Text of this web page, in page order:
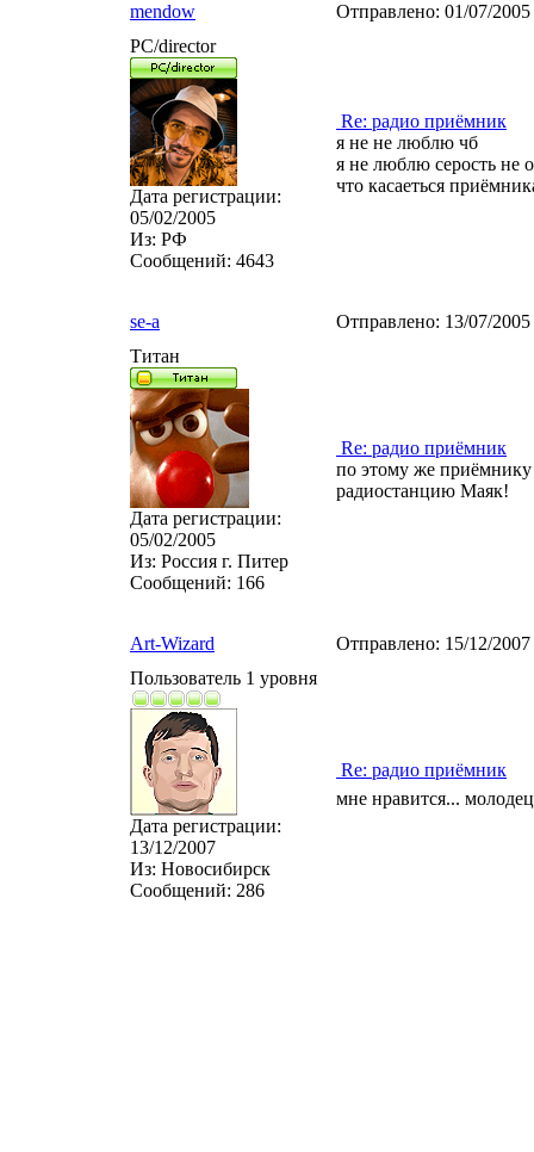
mendow Отправлено: 01/07/
PC/director
Дата регистрации:
05/02/2005
Из: РФ
Сообщений: 4643
Re: радио приёмник
я не не люблю чб
я не люблю серость не
что касаеться
se-a Отправлено: 13/07/
Титан
Дата регистрации:
05/02/2005
Из: Россия г. Питер
Сообщений: 166
Re: радио приёмник
по этому же
радиостанцию Маяк!
Art-Wizard Отправлено: 15/12/
Пользователь 1 уровня
Дата регистрации:
13/12/2007
Из: Новосибирск
Сообщений: 286
Re: радио приёмник
мне нравится...